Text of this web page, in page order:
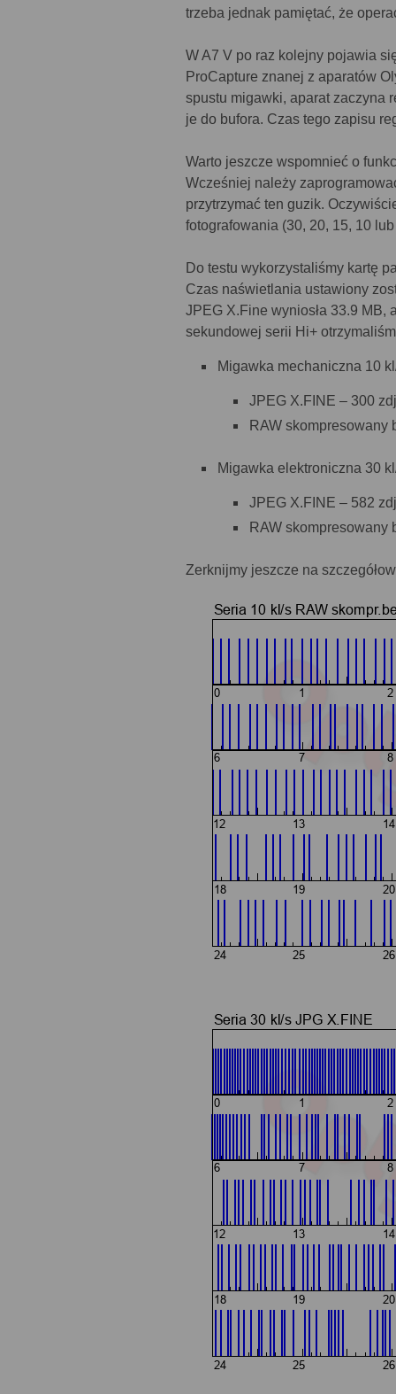
trzeba jednak pamiętać, że
W A7 V po raz kolejny pojawia
ProCapture znanej z aparatów
spustu migawki, aparat zaczyna
je do bufora. Czas tego zapisu
Warto jeszcze wspomnieć o
Wcześniej należy
przytrzymać ten guzik.
fotografowania (30, 20, 15, 10
Do testu wykorzystaliśmy kartę
Czas naświetlania ustawiony
JPEG X.Fine wyniosła 33.9 MB,
sekundowej serii Hi+
Migawka mechaniczna 10
JPEG X.FINE – 300
RAW skompresowany
Migawka elektroniczna 30
JPEG X.FINE – 582
RAW skompresowany
Zerknijmy jeszcze na